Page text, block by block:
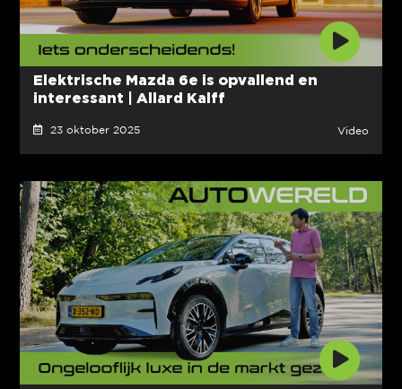
Elektrische Mazda 6e is opvallend en
interessant | Allard Kalff
23 oktober 2025 Video